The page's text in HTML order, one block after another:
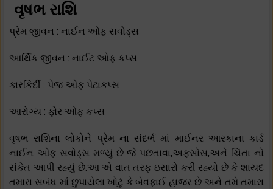
વૃષભ રાશિ
પ્રેમ જીવન : નાઈન ઓફ સવોડ્સ
આર્થિક જીવન : નાઈટ ઓફ કપ્સ
કારકિર્દી : પેજ ઓફ પેટાકપ્સ
આરોગ્ય : ફોર ઓફ કપ્સ
વૃષભ રાશિના લોકોને પ્રેમ ના સંદર્ભ માં માઈનર આરકાના કાર્ડ
નાઈન ઓફ સવોડ્સ મળ્યું છે જે પછતાવા,અફસોસ,અને ચિંતા નો
સંકેત આપી રહ્યું છે.આ એ વાત તરફ ઇસારો કરી રહ્યો છે કે શાયદ
તમારા સબંધ માં છુપાયેલા ખોટું કે બેવફાઈ હાજર છે અને તમે તમારા